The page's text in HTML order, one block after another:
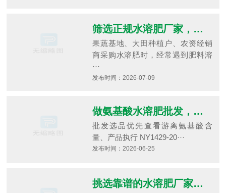
筛选正规水溶肥厂家，需要核查哪些资质、工艺与检测标准避免用肥减产？
果蔬基地、大田种植户、农资经销
商采购水溶肥时，经常遇到肥料溶
···
发布时间：2026-07-09
做氨基酸水溶肥批发，批发拿货怎么分辨产品优劣，不同作物该怎样选型备货？
批发选品优先查看游离氨基酸含
量、产品执行 NY1429-20···
发布时间：2026-06-25
挑选靠谱的水溶肥厂家，需要核查哪些资质与生产实力，如何避开贴牌中间商？